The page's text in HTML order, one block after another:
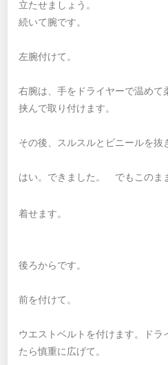
立たせましょう。
続いて腕です。
左腕付けて。
右腕は、手をドライヤーで温めて
挟んで取り付けます。
その後、スルスルとビニールを抜
はい。できました。 でもこのま
着せます。
後ろからです。
前を付けて。
ウエストベルトを付けます。ドラ
たら慎重に広げて。